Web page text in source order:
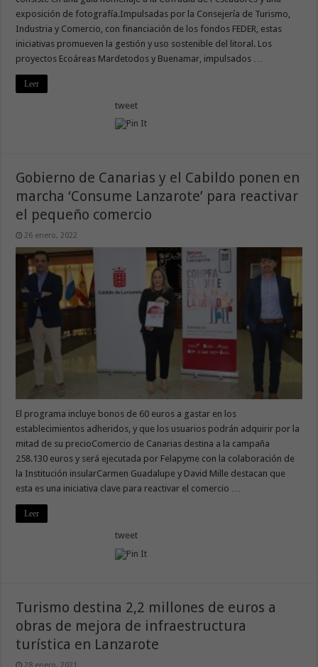
exposición de fotografía.Impulsadas por la Consejería de Turismo,
Industria y Comercio, con financiación de los fondos FEDER, estas
iniciativas promueven la gestión y uso sostenible del litoral. Los
proyectos Ecoáreas Mardetodos y Buenamar, impulsados …
Leer
tweet
Gobierno de Canarias y el Cabildo ponen en
marcha ‘Consume Lanzarote’ para reactivar
el pequeño comercio
26 enero, 2022
El programa incluye bonos de 60 euros a gastar en los
establecimientos adheridos, y que los usuarios podrán adquirir por la
mitad de su precioComercio de Canarias destina a la campaña
258.130 euros y será ejecutada por Felapyme con la colaboración de
la Institución insularCarmen Guadalupe y David Mille destacan que
esta es una iniciativa clave para reactivar el comercio …
Leer
tweet
Turismo destina 2,2 millones de euros a
obras de mejora de infraestructura
turística en Lanzarote